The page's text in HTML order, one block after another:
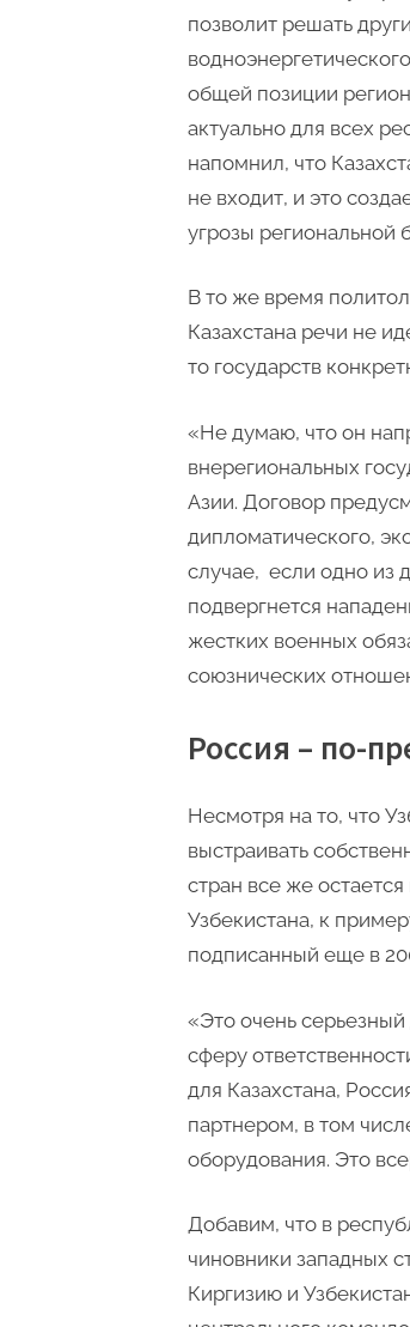
позволит решать
общей позиции
актуально для всех
напомнил, что
не входит, и это
угрозы региональной
В то же время
Казахстана речи не
то государств
«Не думаю, что он
внерегиональных
Азии. Договор
дипломатического,
случае, если одно из
подвергнется
жестких военных
союзнических
Россия – по-
Несмотря на то, что
выстраивать
стран все же
Узбекистана, к
подписанный еще в
«Это очень
сферу
для Казахстана,
партнером, в том
оборудования. Это
Добавим, что в
чиновники западных
Киргизию и